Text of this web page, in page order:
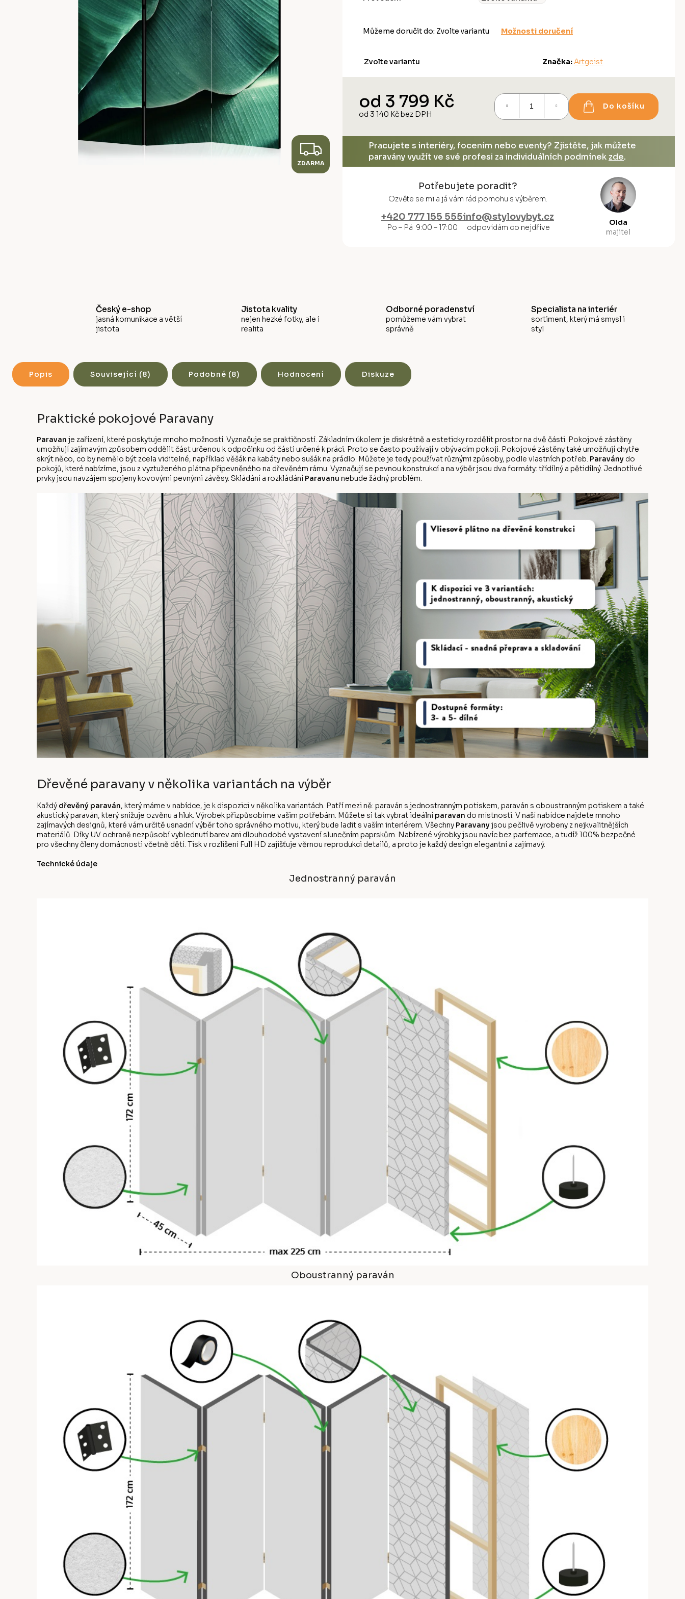
Můžeme doručit do: Zvolte variantu Možnosti doručení
Zvolte variantu Značka: Artgeist
od 3 799 Kč
od 3 140 Kčbez DPH
Do košíku
Pracujete s interiéry, focením nebo eventy? Zjistěte, jak můžete
paravány využít ve své profesi za individuálních podmínek zde.
Potřebujete poradit?
Ozvěte se mi a já vám rád pomohu s výběrem.
+420 777 155 555
Po – Pá 9:00 – 17:00
info@stylovybyt.cz
odpovídám co nejdříve
Olda
majitel
Z
D
ZDARMA
Český e-shop
jasná komunikace a větší
jistota
Jistota kvality
nejen hezké fotky, ale i
realita
Odborné poradenství
pomůžeme vám vybrat
správně
Specialista na interiér
sortiment, který má smysl i
styl
Popis Související (8) Podobné (8) Hodnocení Diskuze
Praktické pokojové Paravany
Paravan je zařízení, které poskytuje mnoho možností. Vyznačuje se praktičností. Základním úkolem je diskrétně a esteticky rozdělit prostor na dvě části. Pokojové zástěny
umožňují zajímavým způsobem oddělit část určenou k odpočinku od části určené k práci. Proto se často používají v obývacím pokoji. Pokojové zástěny také umožňují chytře
skrýt něco, co by nemělo být zcela viditelné, například věšák na kabáty nebo sušák na prádlo. Můžete je tedy používat různými způsoby, podle vlastních potřeb. Paravány do
pokojů, které nabízíme, jsou z vyztuženého plátna připevněného na dřevěném rámu. Vyznačují se pevnou konstrukcí a na výběr jsou dva formáty: třídílný a pětidílný. Jednotlivé
prvky jsou navzájem spojeny kovovými pevnými závěsy. Skládání a rozkládání Paravanu nebude žádný problém.
Dřevěné paravany v několika variantách na výběr
Každý dřevěný paraván, který máme v nabídce, je k dispozici v několika variantách. Patří mezi ně: paraván s jednostranným potiskem, paraván s oboustranným potiskem a také
akustický paraván, který snižuje ozvěnu a hluk. Výrobek přizpůsobíme vašim potřebám. Můžete si tak vybrat ideální paravan do místnosti. V naší nabídce najdete mnoho
zajímavých designů, které vám určitě usnadní výběr toho správného motivu, který bude ladit s vaším interiérem. Všechny Paravanyjsou pečlivě vyrobeny z nejkvalitnějších
materiálů. Díky UV ochraně nezpůsobí vyblednutí barev ani dlouhodobé vystavení slunečním paprskům. Nabízené výrobky jsou navíc bez parfemace, a tudíž 100% bezpečné
pro všechny členy domácnosti včetně dětí. Tisk v rozlišení Full HD zajišťuje věrnou reprodukci detailů, a proto je každý design elegantní a zajímavý.
Technické údaje
Jednostranný paraván
Oboustranný paraván